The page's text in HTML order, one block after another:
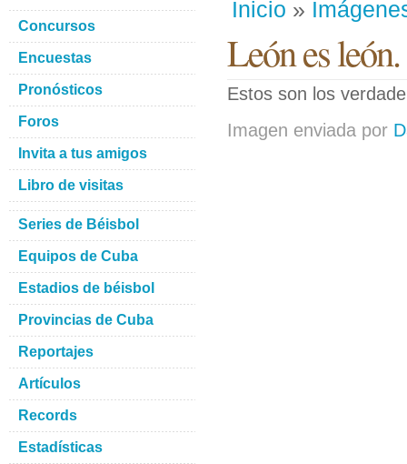
Inicio »
León es león.
Estos son los
Imagen enviada por
Concursos
Encuestas
Pronósticos
Foros
Invita a tus amigos
Libro de visitas
Series de Béisbol
Equipos de Cuba
Estadios de béisbol
Provincias de Cuba
Reportajes
Artículos
Records
Estadísticas